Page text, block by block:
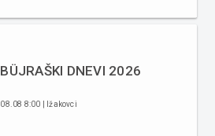
BÜJRAŠKI DNEVI 2026
08.08 8:00 | Ižakovci